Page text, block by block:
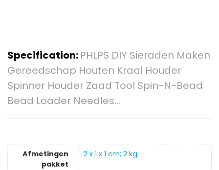
Specification: PHLPS DIY Sieraden Maken
Gereedschap Houten Kraal Houder
Spinner Houder Zaad Tool Spin-N-Bead
Bead Loader Needles…
Afmetingen
pakket
‎2 x 1 x 1 cm; 2 kg